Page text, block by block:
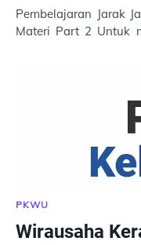
Pembelajaran Jarak
Materi Part 2 Untuk
PKWU
Wirausaha